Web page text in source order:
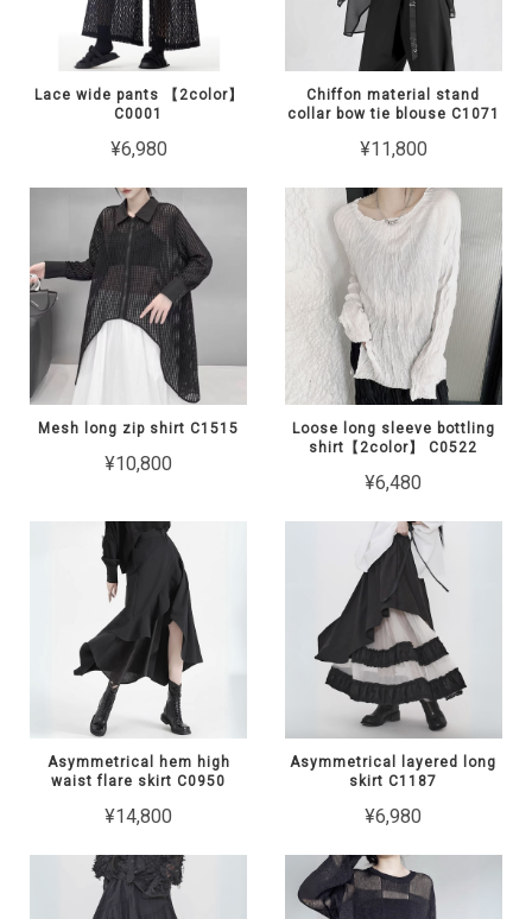
Lace wide pants 【2color】
C0001
¥6,980
Chiffon material stand
collar bow tie blouse C1071
¥11,800
Mesh long zip shirt C1515
¥10,800
Loose long sleeve bottling
shirt【2color】 C0522
¥6,480
Asymmetrical hem high
waist flare skirt C0950
¥14,800
Asymmetrical layered long
skirt C1187
¥6,980